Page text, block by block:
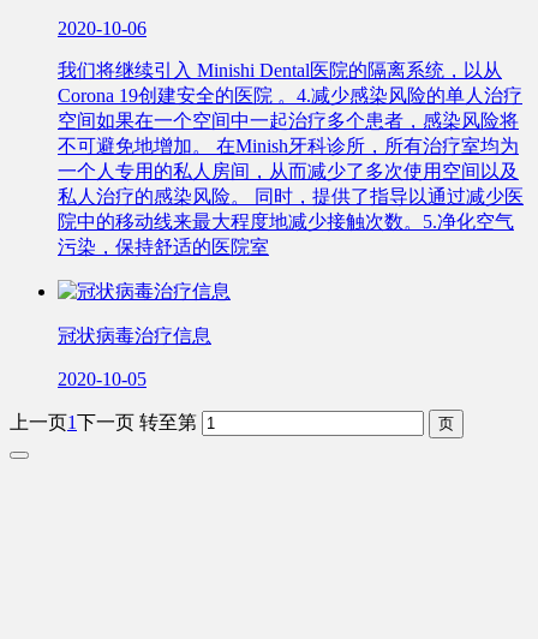
2020-10-06
我们将继续引入 Minishi Dental医院的隔离系统，以从
Corona 19创建安全的医院 。4.减少感染风险的单人治疗
空间如果在一个空间中一起治疗多个患者，感染风险将
不可避免地增加。 在Minish牙科诊所，所有治疗室均为
一个人专用的私人房间，从而减少了多次使用空间以及
私人治疗的感染风险。 同时，提供了指导以通过减少医
院中的移动线来最大程度地减少接触次数。5.净化空气
污染，保持舒适的医院室
冠状病毒治疗信息
2020-10-05
上一页1下一页 转至第